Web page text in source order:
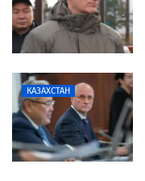
КАЗАХСТАН